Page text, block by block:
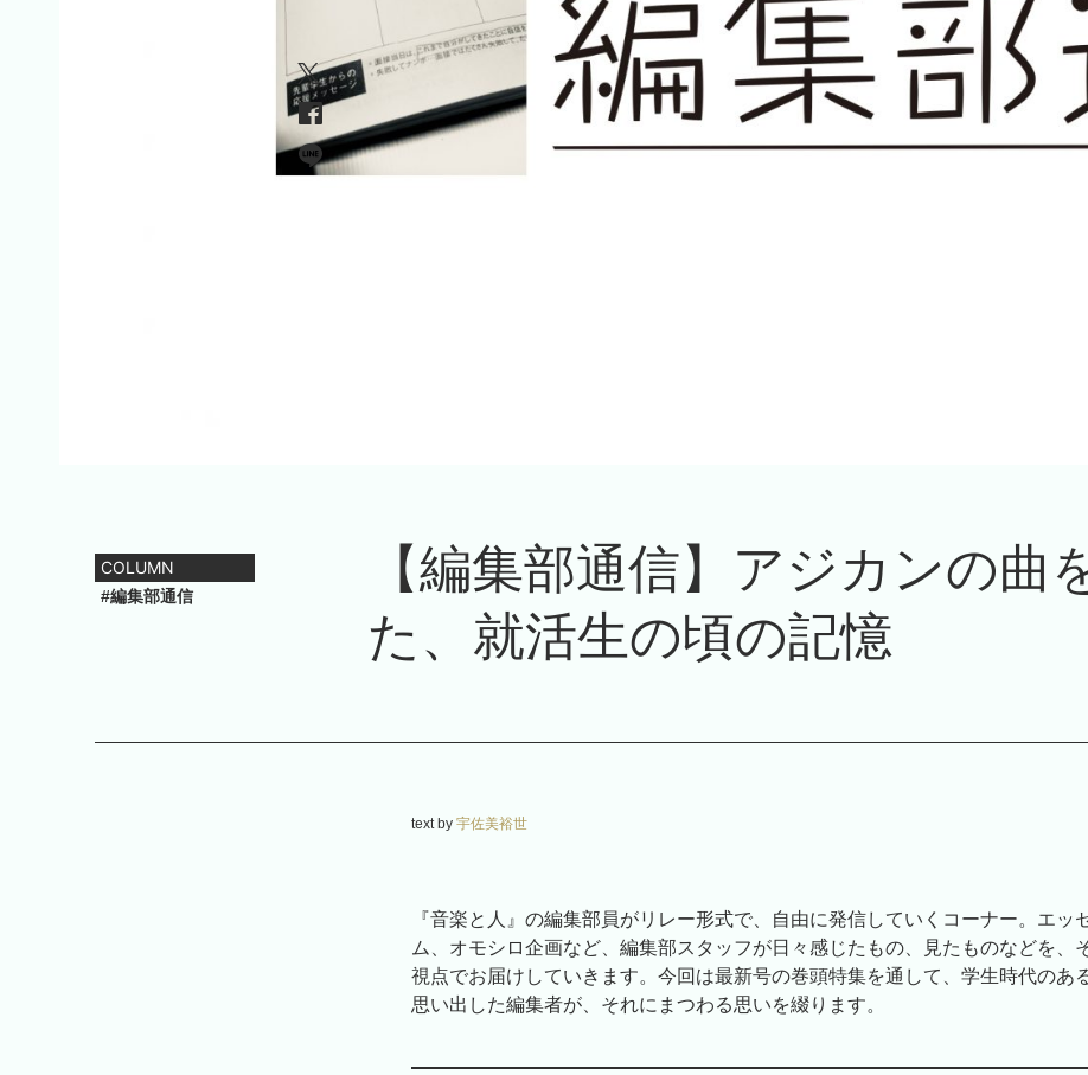
COLUMN
#編集部通信
【編集部通信】アジカンの曲
た、就活生の頃の記憶
text by 宇佐美裕世
『音楽と人』の編集部員がリレー形式で、自由に発信していくコーナー。エッ
ム、オモシロ企画など、編集部スタッフが日々感じたもの、見たものなどを、
視点でお届けしていきます。今回は最新号の巻頭特集を通して、学生時代のあ
思い出した編集者が、それにまつわる思いを綴ります。